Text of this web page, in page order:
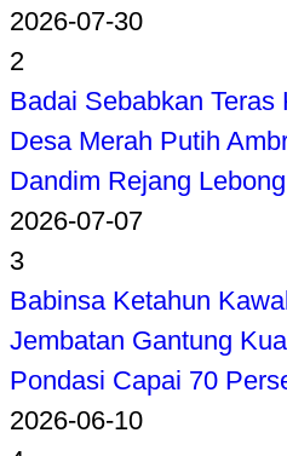
2026-07-30
2
Badai Sebabkan Teras
Desa Merah Putih
Dandim Rejang Lebong
2026-07-07
3
Babinsa Ketahun
Jembatan Gantung
Pondasi Capai 70
2026-06-10